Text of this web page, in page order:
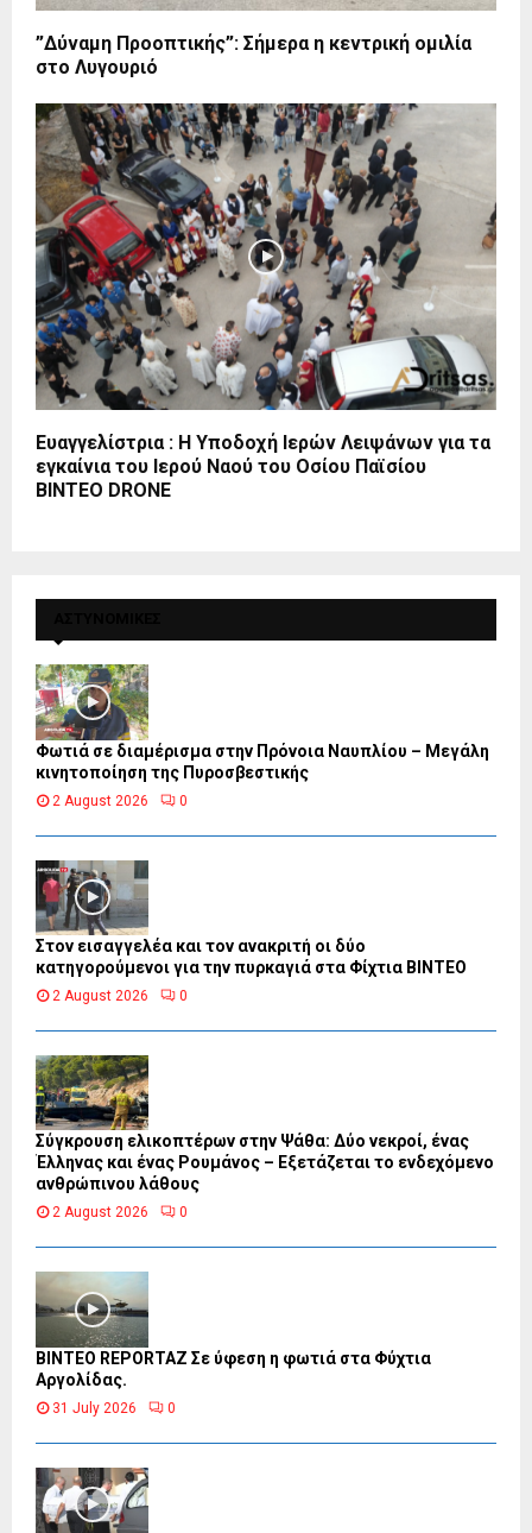
”Δύναμη Προοπτικής”: Σήμερα η κεντρική ομιλία
στο Λυγουριό
Ευαγγελίστρια : Η Υποδοχή Ιερών Λειψάνων για τα
εγκαίνια του Ιερού Ναού του Οσίου Παϊσίου
BINTEO DRONE
Φωτιά σε διαμέρισμα στην Πρόνοια Ναυπλίου – Μεγάλη
κινητοποίηση της Πυροσβεστικής
2 August 2026 0
Στον εισαγγελέα και τον ανακριτή οι δύο
κατηγορούμενοι για την πυρκαγιά στα Φίχτια ΒΙΝΤΕΟ
2 August 2026 0
Σύγκρουση ελικοπτέρων στην Ψάθα: Δύο νεκροί, ένας
Έλληνας και ένας Ρουμάνος – Εξετάζεται το ενδεχόμενο
ανθρώπινου λάθους
2 August 2026 0
BINTEO REPORTAZ Σε ύφεση η φωτιά στα Φύχτια
Αργολίδας.
31 July 2026 0